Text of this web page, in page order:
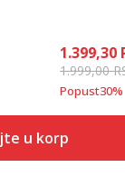
u korpu
1.399,30
1.999,00
Popust30%